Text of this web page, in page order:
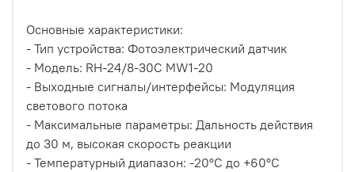
Основные характеристики:
- Тип устройства: Фотоэлектрический датчик
- Модель: RH-24/8-30C MW1-20
- Выходные сигналы/интерфейсы: Модуляция
светового потока
- Максимальные параметры: Дальность действия
до 30 м, высокая скорость реакции
- Температурный диапазон: -20°C до +60°C